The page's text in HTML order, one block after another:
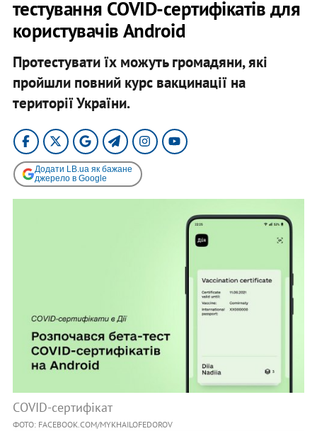
тестування СOVID-сертифікатів для
користувачів Android
Протестувати їх можуть громадяни, які
пройшли повний курс вакцинації на
території України.
Додати LB.ua як бажане
джерело в Google
СOVID-сертифікат
ФОТО: FACEBOOK.COM/MYKHAILOFEDOROV